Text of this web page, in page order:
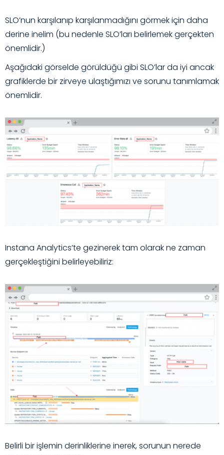
SLO’nun karşılanıp karşılanmadığını görmek için daha
derine inelim (bu nedenle SLO’ları belirlemek gerçekten
önemlidir.)
Aşağıdaki görselde görüldüğü gibi SLO’lar da iyi ancak
grafiklerde bir zirveye ulaştığımızı ve sorunu tanımlamak
önemlidir.
Instana Analytics’te gezinerek tam olarak ne zaman
gerçekleştiğini belirleyebiliriz:
Belirli bir işlemin derinliklerine inerek, sorunun nerede